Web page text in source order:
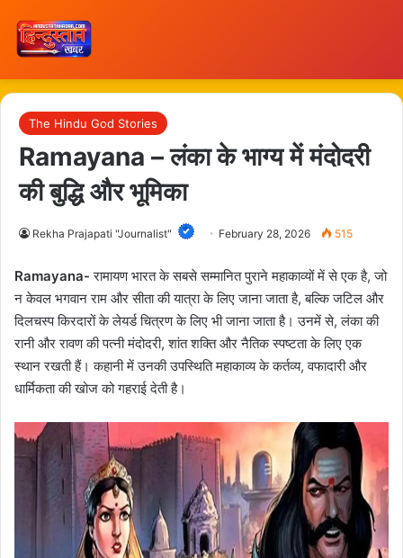
The Hindu God Stories
Ramayana – लंका के भाग्य में मंदोदरी
की बुद्धि और भूमिका
Rekha Prajapati "Journalist" February 28, 2026 515
Ramayana- रामायण भारत के सबसे सम्मानित पुराने महाकाव्यों में से एक है, जो
न केवल भगवान राम और सीता की यात्रा के लिए जाना जाता है, बल्कि जटिल और
दिलचस्प किरदारों के लेयर्ड चित्रण के लिए भी जाना जाता है। उनमें से, लंका की
रानी और रावण की पत्नी मंदोदरी, शांत शक्ति और नैतिक स्पष्टता के लिए एक
स्थान रखती हैं। कहानी में उनकी उपस्थिति महाकाव्य के कर्तव्य, वफादारी और
धार्मिकता की खोज को गहराई देती है।